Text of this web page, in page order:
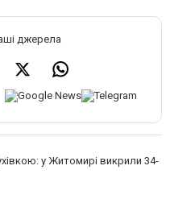
джерела
у Житомирі викрили 34-